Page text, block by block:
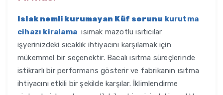
Islak nemli kurumayan Küf sorunu kurutma
cihazı kiralama ısımak mazotlu ısıtıcılar
işyerinizdeki sıcaklık ihtiyacını karşılamak için
mükemmel bir seçenektir. Bacalı ısıtma süreçlerinde
istikrarlı bir performans gösterir ve fabrikanın ısıtma
ihtiyacını etkili bir şekilde karşılar. İklimlendirme